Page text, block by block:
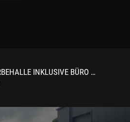
GEWERBEHALLE INKLUSIVE BÜRO IN HÜNXE